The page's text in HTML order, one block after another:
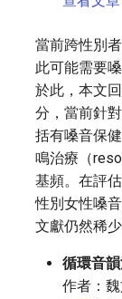
當前跨性別
此可能需要
於此，本文
分，當前針
括有嗓音保
鳴治療（
基頻。在評
性別女性嗓
文獻仍然稀
循環音
作者：